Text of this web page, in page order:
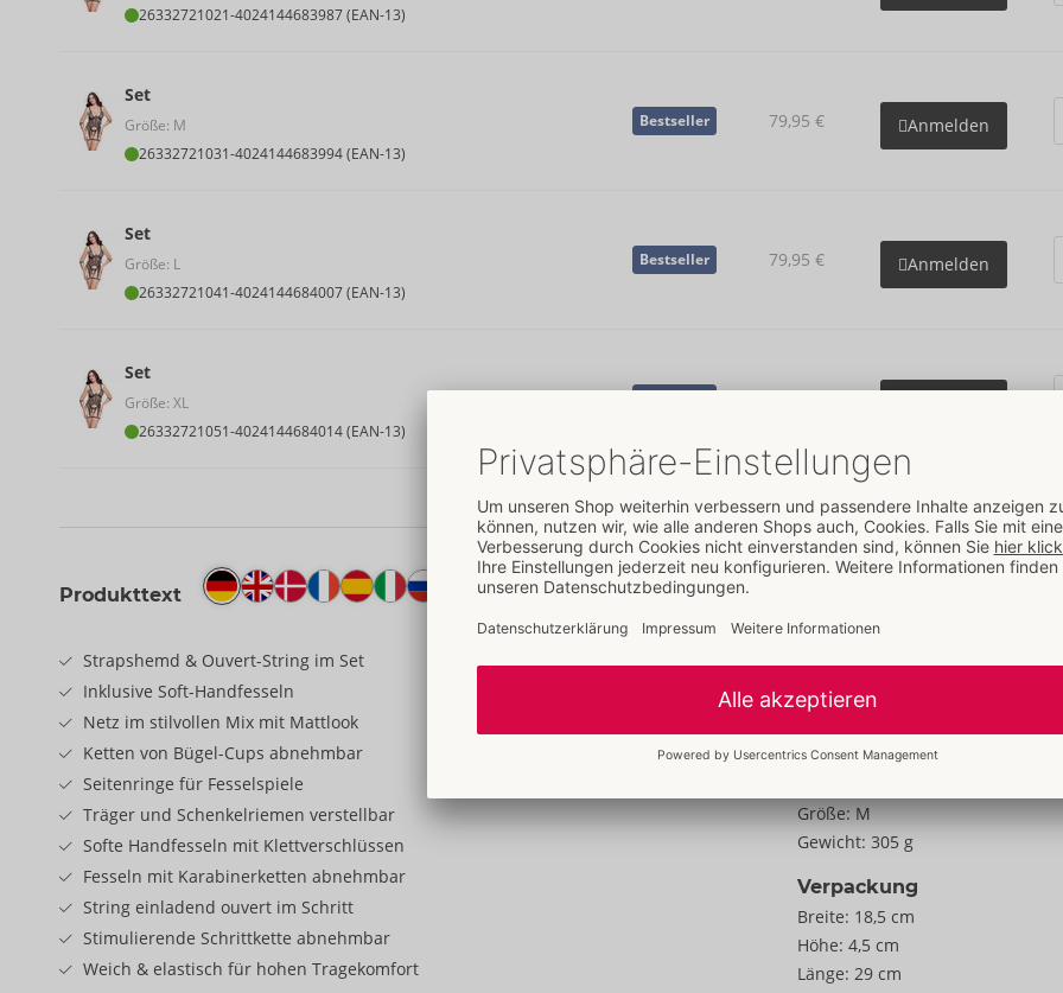
26332721021-4024144683987 (EAN-13)
Set
Größe: M
26332721031-4024144683994 (EAN-13)
Bestseller 79,95 € Anmelden
Set
Größe: L
26332721041-4024144684007 (EAN-13)
Bestseller 79,95 € Anmelden
Set
Größe: XL
26332721051-4024144684014 (EAN-13)
Details
Produkttext
Strapshemd & Ouvert-String im Set
Inklusive Soft-Handfesseln
Netz im stilvollen Mix mit Mattlook
Ketten von Bügel-Cups abnehmbar
Seitenringe für Fesselspiele
Träger und Schenkelriemen verstellbar
Softe Handfesseln mit Klettverschlüssen
Fesseln mit Karabinerketten abnehmbar
String einladend ouvert im Schritt
Stimulierende Schrittkette abnehmbar
Weich & elastisch für hohen Tragekomfort
Material: 92% Polyester, 8%
Zur Materialkunde
Größe: M
Gewicht: 305 g
Verpackung
Breite: 18,5 cm
Höhe: 4,5 cm
Länge: 29 cm